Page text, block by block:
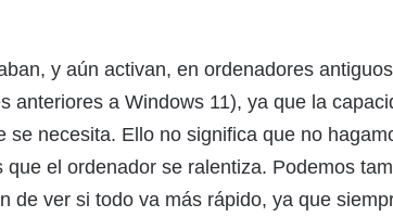
y aún activan, en ordenadores
anteriores a Windows 11), ya que la
se necesita. Ello no significa que no
que el ordenador se ralentiza. Podemos
de ver si todo va más rápido, ya que